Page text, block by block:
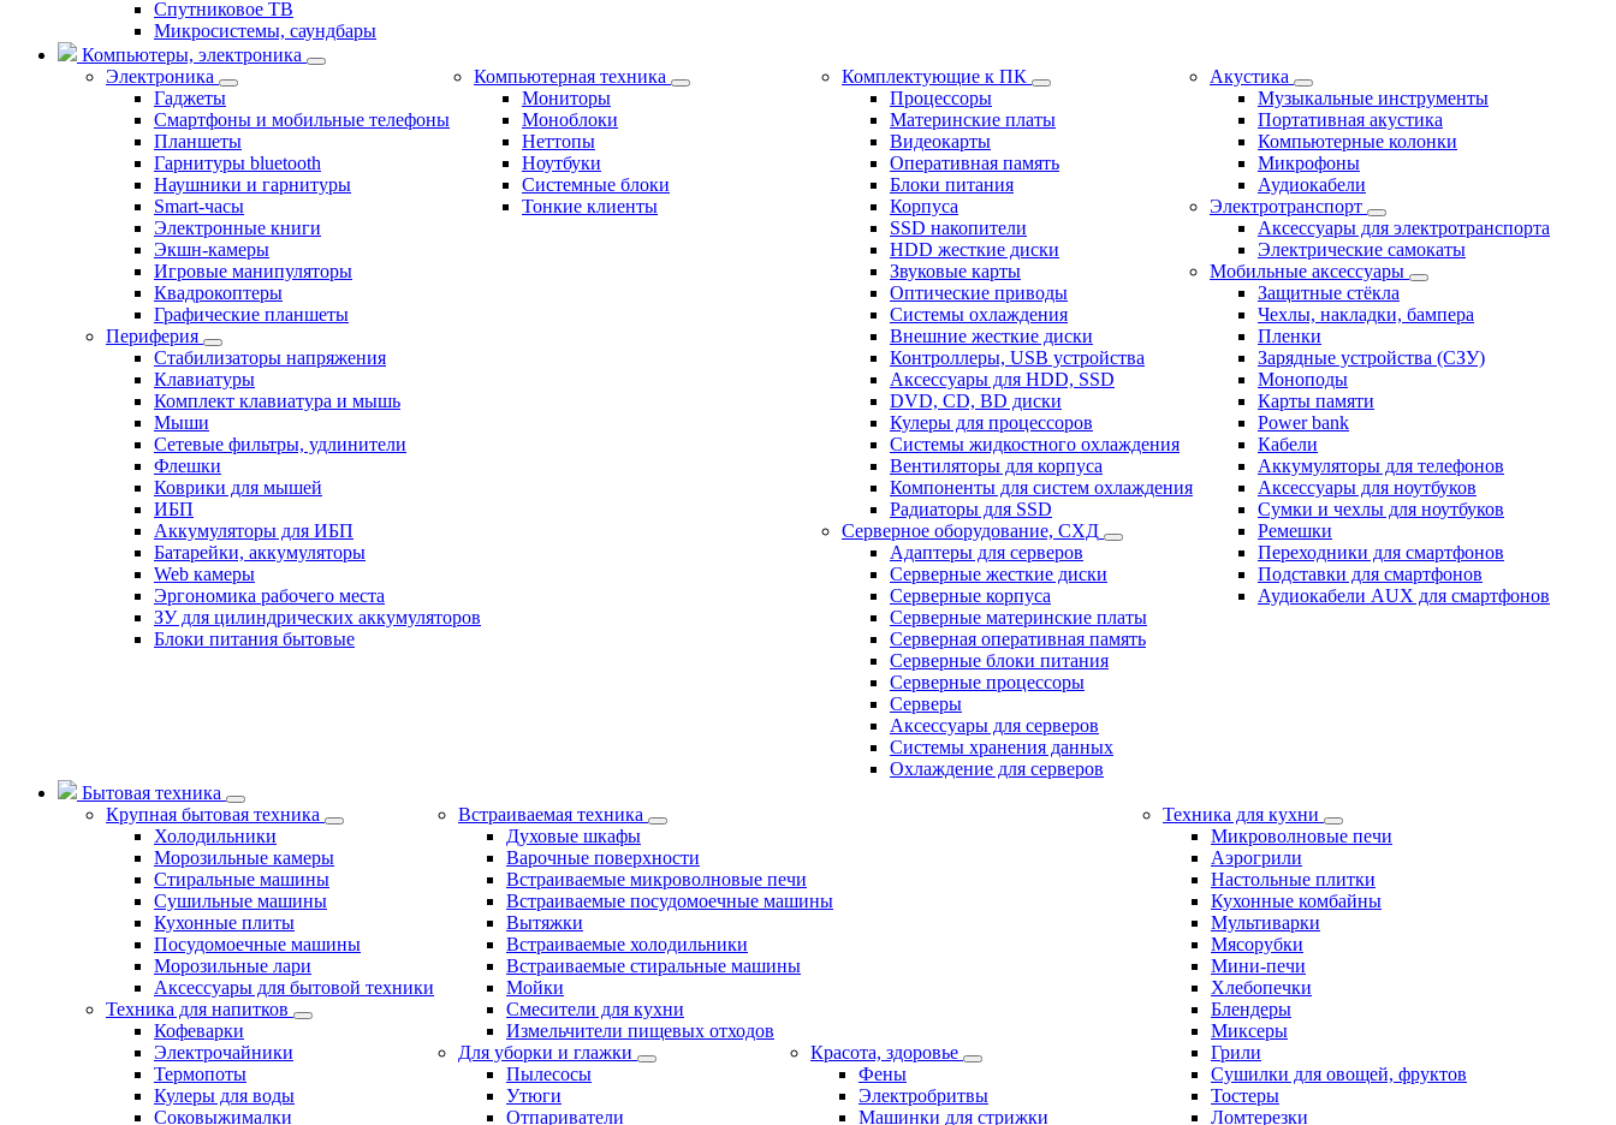
Спутниковое ТВ
Микросистемы, саундбары
Компьютеры, электроника
Электроника
Гаджеты
Смартфоны и мобильные телефоны
Планшеты
Гарнитуры bluetooth
Наушники и гарнитуры
Smart-часы
Электронные книги
Экшн-камеры
Игровые манипуляторы
Квадрокоптеры
Графические планшеты
Компьютерная техника
Мониторы
Моноблоки
Неттопы
Ноутбуки
Системные блоки
Тонкие клиенты
Комплектующие к ПК
Процессоры
Материнские платы
Видеокарты
Оперативная память
Блоки питания
Корпуса
SSD накопители
HDD жесткие диски
Звуковые карты
Оптические приводы
Системы охлаждения
Внешние жесткие диски
Контроллеры, USB устройства
Аксессуары для HDD, SSD
DVD, CD, BD диски
Кулеры для процессоров
Системы жидкостного охлаждения
Вентиляторы для корпуса
Компоненты для систем охлаждения
Радиаторы для SSD
Акустика
Музыкальные инструменты
Портативная акустика
Компьютерные колонки
Микрофоны
Аудиокабели
Периферия
Стабилизаторы напряжения
Клавиатуры
Комплект клавиатура и мышь
Мыши
Сетевые фильтры, удлинители
Флешки
Коврики для мышей
ИБП
Аккумуляторы для ИБП
Батарейки, аккумуляторы
Web камеры
Эргономика рабочего места
ЗУ для цилиндрических аккумуляторов
Блоки питания бытовые
Электротранспорт
Аксессуары для электротранспорта
Электрические самокаты
Мобильные аксессуары
Защитные стёкла
Чехлы, накладки, бампера
Пленки
Зарядные устройства (СЗУ)
Моноподы
Карты памяти
Power bank
Кабели
Аккумуляторы для телефонов
Аксессуары для ноутбуков
Сумки и чехлы для ноутбуков
Ремешки
Переходники для смартфонов
Подставки для смартфонов
Аудиокабели AUX для смартфонов
Серверное оборудование, СХД
Адаптеры для серверов
Серверные жесткие диски
Серверные корпуса
Серверные материнские платы
Серверная оперативная память
Серверные блоки питания
Серверные процессоры
Серверы
Аксессуары для серверов
Системы хранения данных
Охлаждение для серверов
Бытовая техника
Крупная бытовая техника
Холодильники
Морозильные камеры
Стиральные машины
Сушильные машины
Кухонные плиты
Посудомоечные машины
Морозильные лари
Аксессуары для бытовой техники
Встраиваемая техника
Духовые шкафы
Варочные поверхности
Встраиваемые микроволновые печи
Встраиваемые посудомоечные машины
Вытяжки
Встраиваемые холодильники
Встраиваемые стиральные машины
Мойки
Смесители для кухни
Измельчители пищевых отходов
Техника для кухни
Микроволновые печи
Аэрогрили
Настольные плитки
Кухонные комбайны
Мультиварки
Мясорубки
Мини-печи
Хлебопечки
Блендеры
Миксеры
Грили
Сушилки для овощей, фруктов
Тостеры
Ломтерезки
Техника для напитков
Кофеварки
Электрочайники
Термопоты
Кулеры для воды
Соковыжималки
Для уборки и глажки
Пылесосы
Утюги
Отпариватели
Красота, здоровье
Фены
Электробритвы
Машинки для стрижки